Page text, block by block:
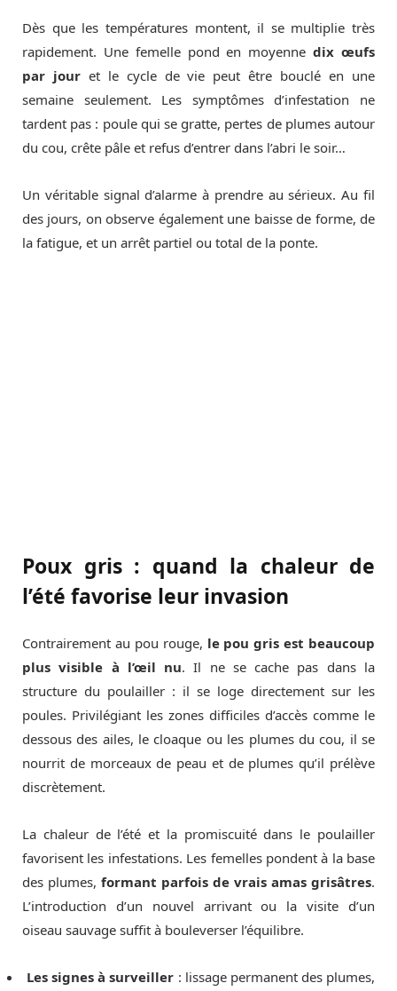
Dès que les températures montent, il se multiplie très
rapidement. Une femelle pond en moyennedix œufs
par jouret le cycle de vie peut être bouclé en une
semaine seulement. Les symptômes d’infestation ne
tardent pas : poule qui se gratte, pertes de plumes autour
du cou, crête pâle et refus d’entrer dans l’abri le soir…
Un véritable signal d’alarme à prendre au sérieux. Au fil
des jours, on observe également une baisse de forme, de
la fatigue, et un arrêt partiel ou total de la ponte.
Poux gris : quand la chaleur de
l’été favorise leur invasion
Contrairement au pou rouge, le pou gris est beaucoup
plus visible à l’œil nu. Il ne se cache pas dans la
structure du poulailler : il se loge directement sur les
poules. Privilégiant les zones difficiles d’accès comme le
dessous des ailes, le cloaque ou les plumes du cou, il se
nourrit de morceaux de peau et de plumes qu’il prélève
discrètement.
La chaleur de l’été et la promiscuité dans le poulailler
favorisent les infestations. Les femelles pondent à la base
des plumes, formant parfois de vrais amas grisâtres.
L’introduction d’un nouvel arrivant ou la visite d’un
oiseau sauvage suffit à bouleverser l’équilibre.
Les signes à surveiller : lissage permanent des plumes,